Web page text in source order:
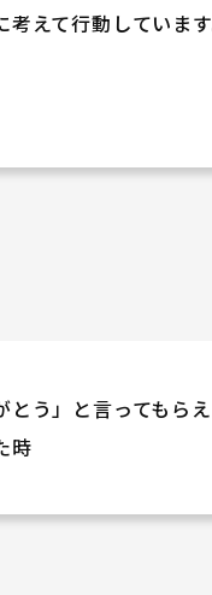
えて行動しています
とう」と言ってもら
時